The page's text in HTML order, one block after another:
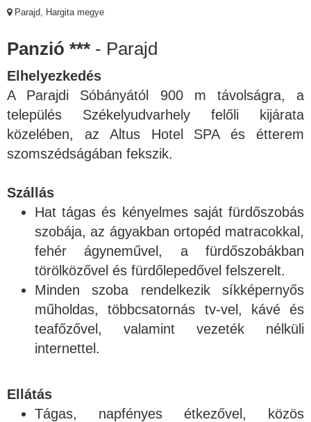
Parajd, Hargita megye
Panzió *** - Parajd
Elhelyezkedés
A Parajdi Sóbányától 900 m távolságra, a
település Székelyudvarhely felőli kijárata
közelében, az Altus Hotel SPA és étterem
szomszédságában fekszik.
Szállás
Hat tágas és kényelmes saját fürdőszobás
szobája, az ágyakban ortopéd matracokkal,
fehér ágyneművel, a fürdőszobákban
törölközővel és fürdőlepedővel felszerelt.
Minden szoba rendelkezik síkképernyős
műholdas, többcsatornás tv-vel, kávé és
teafőzővel, valamint vezeték nélküli
internettel.
Ellátás
Tágas, napfényes étkezővel, közös